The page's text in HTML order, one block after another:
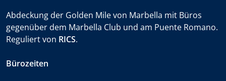
Abdeckung der Golden Mile von Marbella mit Büros
gegenüber dem Marbella Club und am Puente Romano.
Reguliert von RICS.
Bürozeiten